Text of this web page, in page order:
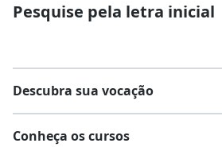
Pesquise pela letra inicial
Descubra sua vocação
Conheça os cursos